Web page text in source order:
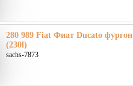
280 989 Fiat Фиат Ducato фургон
(230l)
sachs-7873